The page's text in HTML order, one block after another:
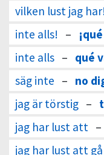
vilken lust jag
inte alls! –
inte alls – qué
säg inte – no
jag är törstig –
jag har lust att –
jag har lust att gå